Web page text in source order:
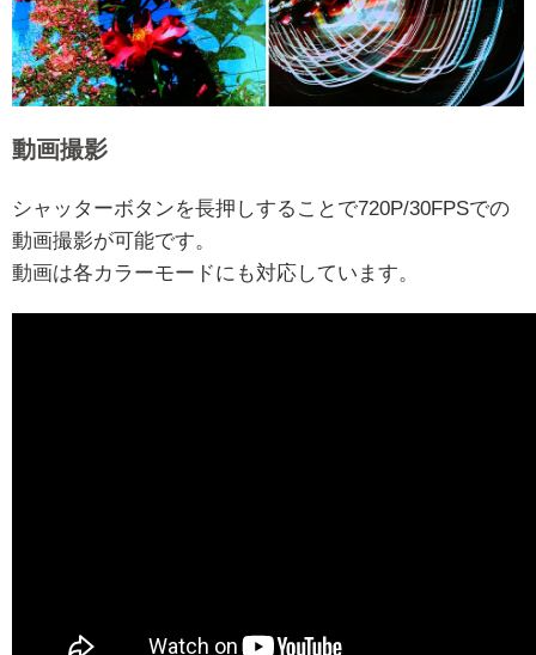
動画撮影
シャッターボタンを長押しすることで720P/30FPSでの
動画撮影が可能です。
動画は各カラーモードにも対応しています。